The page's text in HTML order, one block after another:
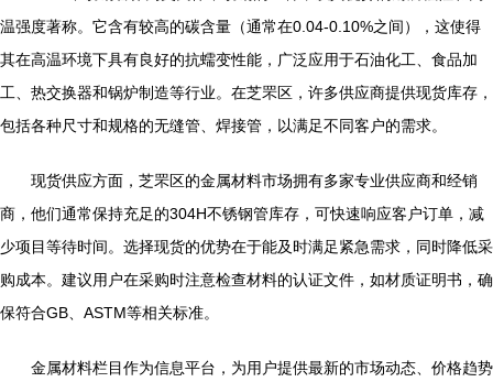
温强度著称。它含有较高的碳含量（通常在0.04-0.10%之间），这使得
其在高温环境下具有良好的抗蠕变性能，广泛应用于石油化工、食品加
工、热交换器和锅炉制造等行业。在芝罘区，许多供应商提供现货库存，
包括各种尺寸和规格的无缝管、焊接管，以满足不同客户的需求。
现货供应方面，芝罘区的金属材料市场拥有多家专业供应商和经销
商，他们通常保持充足的304H不锈钢管库存，可快速响应客户订单，减
少项目等待时间。选择现货的优势在于能及时满足紧急需求，同时降低采
购成本。建议用户在采购时注意检查材料的认证文件，如材质证明书，确
保符合GB、ASTM等相关标准。
金属材料栏目作为信息平台，为用户提供最新的市场动态、价格趋势